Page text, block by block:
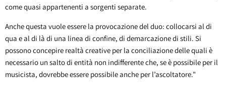
come quasi appartenenti a sorgenti separate.
Anche questa vuole essere la provocazione del duo: collocarsi al di
qua e al di là di una linea di confine, di demarcazione di stili. Si
possono concepire realtà creative per la conciliazione delle quali è
necessario un salto di entità non indifferente che, se è possibile per il
musicista, dovrebbe essere possibile anche per l’ascoltatore."